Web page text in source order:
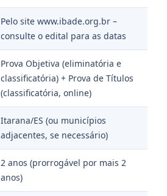
Pelo site www.ibade.org.br –
consulte o edital para as datas
Prova Objetiva (eliminatória e
classificatória) + Prova de Títulos
(classificatória, online)
Itarana/ES (ou municípios
adjacentes, se necessário)
2 anos (prorrogável por mais 2
anos)